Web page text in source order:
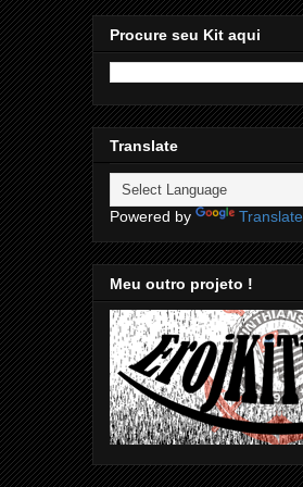
Procure seu Kit aqui
Translate
Powered by Translate
Meu outro projeto !